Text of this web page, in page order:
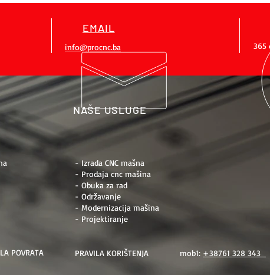
EMAIL
info@procnc.ba 365
NAŠE USLUGE
- Izrada CNC mašna
- Prodaja cnc mašina
- Obuka za rad
- Održavanje
- Modernizacija mašina
- Projektiranje
POVRATA PRAVILA KORIŠTENJA mob1: +38761 328 343